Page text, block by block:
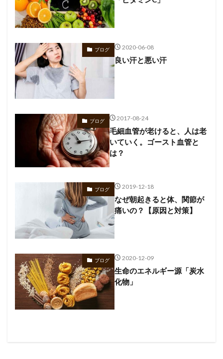
ブログ 2020-06-08
良い汗と悪い汗
ブログ 2017-08-24
毛細血管が老けると、人は老
いていく。ゴースト血管と
は？
ブログ 2019-12-18
なぜ朝起きると体、関節が
痛いの？【原因と対策】
ブログ 2020-12-09
生命のエネルギー源「炭水
化物」